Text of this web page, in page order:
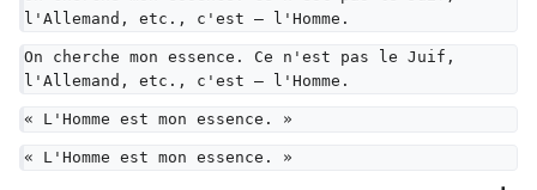
l'Allemand, etc., c'est — l'Homme.
On cherche mon essence. Ce n'est pas le Juif,
l'Allemand, etc., c'est — l'Homme.
« L'Homme est mon essence. »
« L'Homme est mon essence. »